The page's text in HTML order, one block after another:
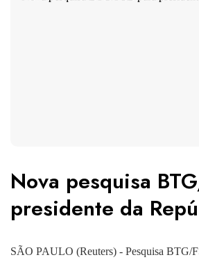
Nova pesquisa
presidente da
SÃO PAULO (Reuters) - Pesquisa BTG/